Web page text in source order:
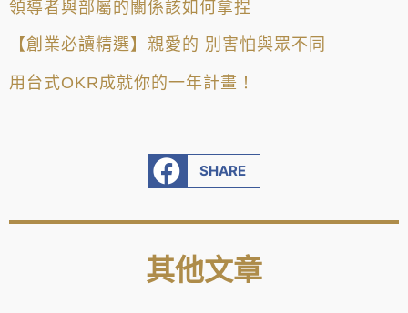
領導者與部屬的關係該如何拿捏
【創業必讀精選】親愛的 別害怕與眾不同
用台式OKR成就你的一年計畫！
SHARE
其他文章